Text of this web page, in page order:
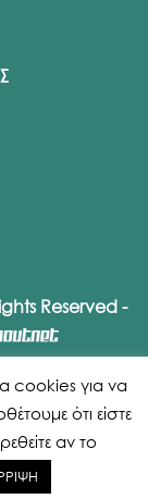
Reserved -
cookies για να
ότι είστε
αν το